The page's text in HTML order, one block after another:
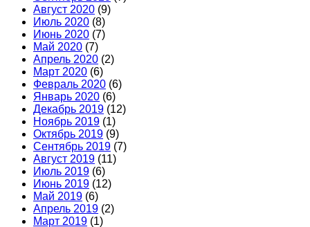
Август 2020 (9)
Июль 2020 (8)
Июнь 2020 (7)
Май 2020 (7)
Апрель 2020 (2)
Март 2020 (6)
Февраль 2020 (6)
Январь 2020 (6)
Декабрь 2019 (12)
Ноябрь 2019 (1)
Октябрь 2019 (9)
Сентябрь 2019 (7)
Август 2019 (11)
Июль 2019 (6)
Июнь 2019 (12)
Май 2019 (6)
Апрель 2019 (2)
Март 2019 (1)